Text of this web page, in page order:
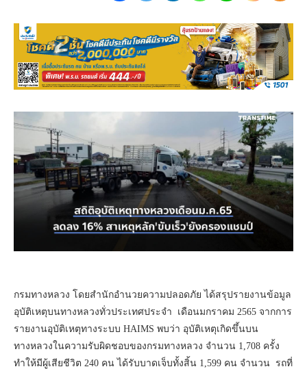
กรมทางหลวง โดยสำนักอำนวยความปลอดภัย ได้สรุปรายงานข้อมูล
อุบัติเหตุบนทางหลวงทั่วประเทศประจำ เดือนมกราคม 2565 จากการ
รายงานอุบัติเหตุทางระบบ HAIMS พบว่า อุบัติเหตุเกิดขึ้นบน
ทางหลวงในความรับผิดชอบของกรมทางหลวง จำนวน 1,708 ครั้ง
ทำให้มีผู้เสียชีวิต 240 คน ได้รับบาดเจ็บทั้งสิ้น 1,599 คน จำนวน รถที่